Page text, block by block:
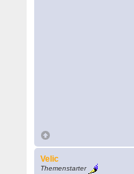
Velic
Themenstarter